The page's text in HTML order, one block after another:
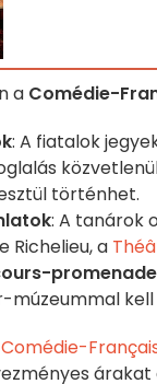
a Comédie-
: A fiatalok
történhet.
: A tanárok
Richelieu, a
múzeummal
Comédie-
árakat